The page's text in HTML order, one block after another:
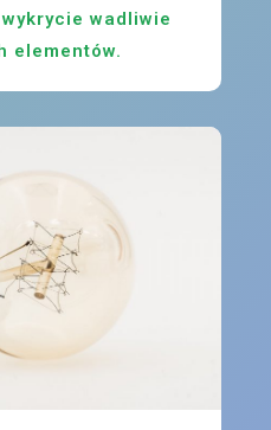
wadliwie
elementów.